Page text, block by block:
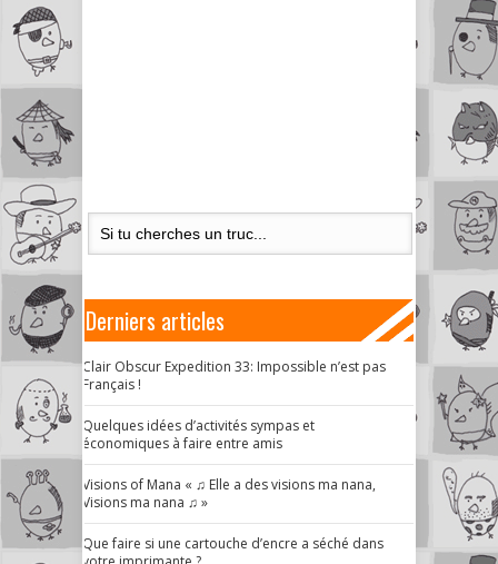
Derniers articles
Clair Obscur Expedition 33: Impossible n’est pas
Français !
Quelques idées d’activités sympas et
économiques à faire entre amis
Visions of Mana « ♫ Elle a des visions ma nana,
Visions ma nana ♫ »
Que faire si une cartouche d’encre a séché dans